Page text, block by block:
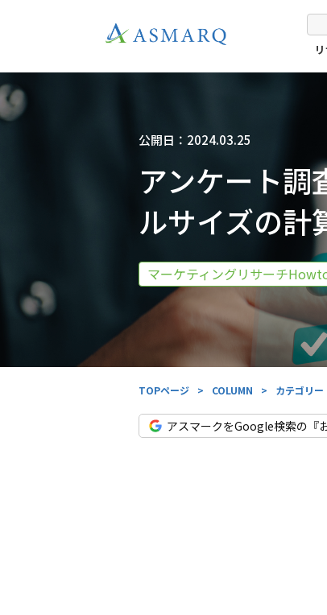
公開日：2024.03.25
アンケート調
ルサイズの計
マーケティングリサーチ
TOPページ > COLUMN > カテゴリー
アスマークをGoogle検索の『